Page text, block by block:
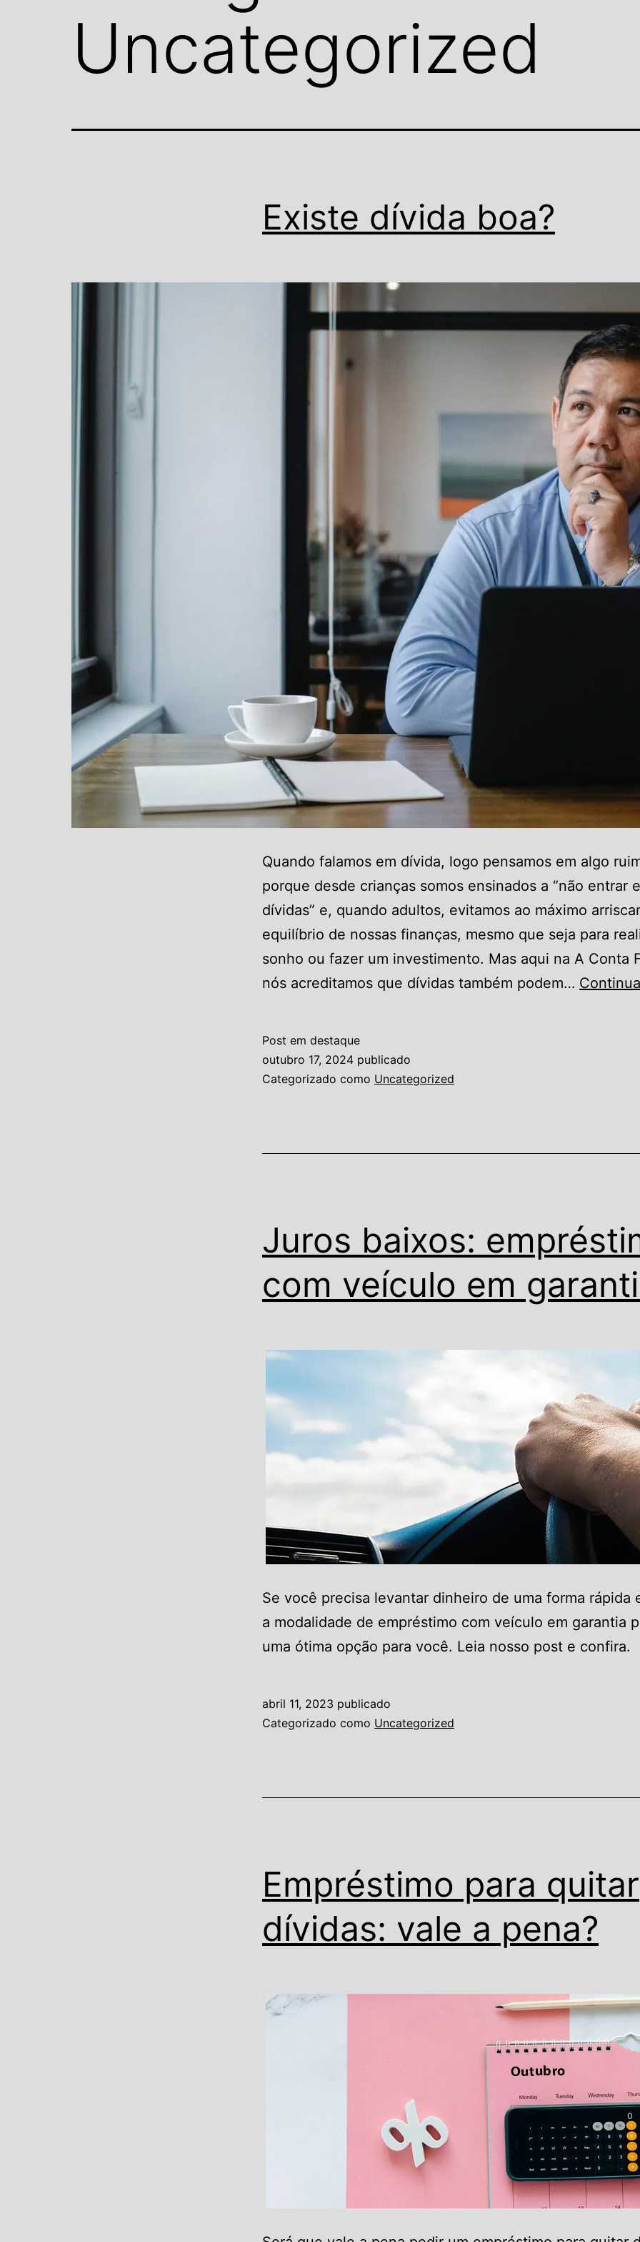
Uncategorized
Existe dívida boa?
Quando falamos em dívida, logo pensamos em algo
porque desde crianças somos ensinados a “não entrar
dívidas” e, quando adultos, evitamos ao máximo
equilíbrio de nossas finanças, mesmo que seja para
sonho ou fazer um investimento. Mas aqui na A Conta
nós acreditamos que dívidas também podem…
Post em destaque
outubro 17, 2024 publicado
Categorizado como Uncategorized
Juros baixos:
com veículo em
Se você precisa levantar dinheiro de uma forma rápida
a modalidade de empréstimo com veículo em garantia
uma ótima opção para você. Leia nosso post e confira.
abril 11, 2023 publicado
Categorizado como Uncategorized
Empréstimo para quitar
dívidas: vale a pena?